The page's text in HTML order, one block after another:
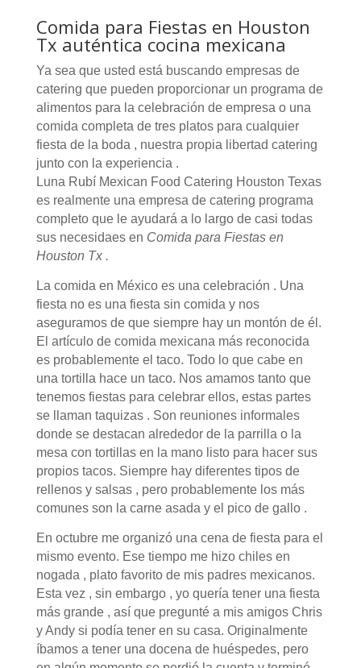
Comida para Fiestas en Houston
Tx auténtica cocina mexicana
Ya sea que usted está buscando empresas de
catering que pueden proporcionar un programa de
alimentos para la celebración de empresa o una
comida completa de tres platos para cualquier
fiesta de la boda , nuestra propia libertad catering
junto con la experiencia .
Luna Rubí Mexican Food Catering Houston Texas
es realmente una empresa de catering programa
completo que le ayudará a lo largo de casi todas
sus necesidaes en Comida para Fiestas en
Houston Tx .
La comida en México es una celebración . Una
fiesta no es una fiesta sin comida y nos
aseguramos de que siempre hay un montón de él.
El artículo de comida mexicana más reconocida
es probablemente el taco. Todo lo que cabe en
una tortilla hace un taco. Nos amamos tanto que
tenemos fiestas para celebrar ellos, estas partes
se llaman taquizas . Son reuniones informales
donde se destacan alrededor de la parrilla o la
mesa con tortillas en la mano listo para hacer sus
propios tacos. Siempre hay diferentes tipos de
rellenos y salsas , pero probablemente los más
comunes son la carne asada y el pico de gallo .
En octubre me organizó una cena de fiesta para el
mismo evento. Ese tiempo me hizo chiles en
nogada , plato favorito de mis padres mexicanos.
Esta vez , sin embargo , yo quería tener una fiesta
más grande , así que pregunté a mis amigos Chris
y Andy si podía tener en su casa. Originalmente
íbamos a tener una docena de huéspedes, pero